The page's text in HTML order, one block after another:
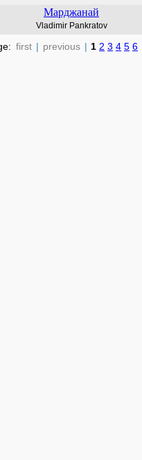
Марджанай
Vladimir Pankratov
first | previous | 1 2 3 4 5 6